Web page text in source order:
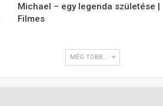
Michael – egy legenda születése |
Filmes
MÉG TÖBB...